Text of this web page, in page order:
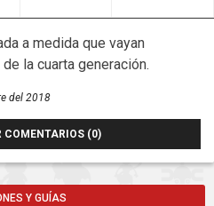
a medida que vayan
la cuarta generación.
del 2018
(0)
Y GUÍAS